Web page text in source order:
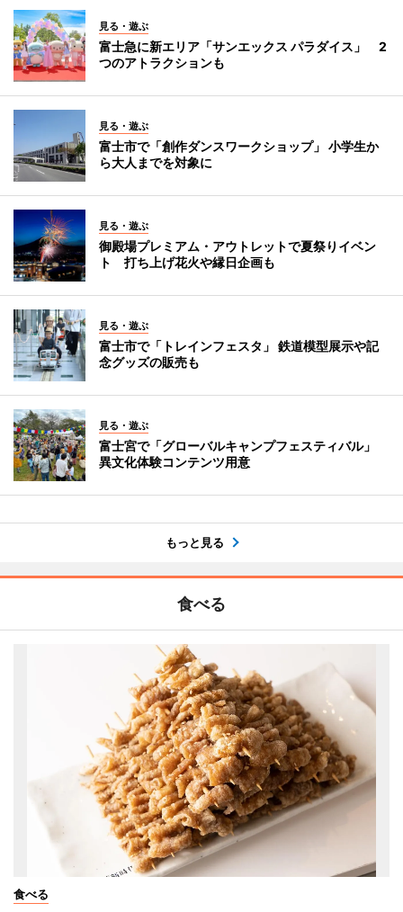
見る・遊ぶ
富士急に新エリア「サンエックス パラダイス」 2
つのアトラクションも
見る・遊ぶ
富士市で「創作ダンスワークショップ」 小学生か
ら大人までを対象に
見る・遊ぶ
御殿場プレミアム・アウトレットで夏祭りイベン
ト 打ち上げ花火や縁日企画も
見る・遊ぶ
富士市で「トレインフェスタ」 鉄道模型展示や記
念グッズの販売も
見る・遊ぶ
富士宮で「グローバルキャンプフェスティバル」
異文化体験コンテンツ用意
もっと見る
食べる
食べる